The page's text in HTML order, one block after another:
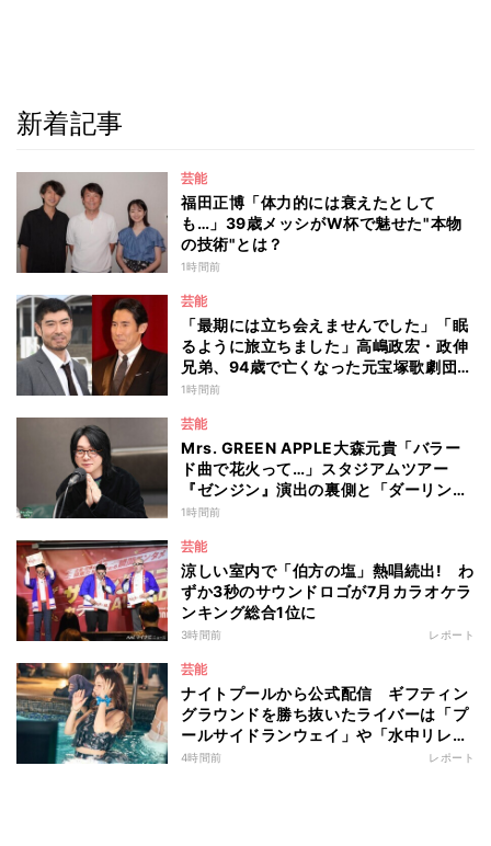
新着記事
芸能
福田正博「体力的には衰えたとして
も…」39歳メッシがW杯で魅せた"本物
の技術"とは？
1時間前
芸能
「最期には立ち会えませんでした」「眠
るように旅立ちました」高嶋政宏・政伸
兄弟、94歳で亡くなった元宝塚歌劇団ト
ップスターの母・寿美花代を追悼 ここ
いた
1時間前
芸能
Mrs. GREEN APPLE大森元貴「バラー
ド曲で花火って…」スタジアムツアー
『ゼンジン』演出の裏側と「ダーリン」
への思いを語る
1時間前
芸能
涼しい室内で「伯方の塩」熱唱続出! わ
ずか3秒のサウンドロゴが7月カラオケラ
ンキング総合1位に
3時間前 レポート
芸能
ナイトプールから公式配信 ギフティン
グラウンドを勝ち抜いたライバーは「プ
ールサイドランウェイ」や「水中リレ
ー」にも参加 『イチナナイト★プー
4時間前 レポート